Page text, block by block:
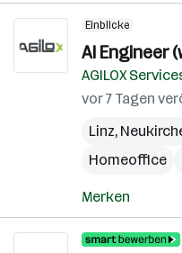
Einblicke
AI Engineer
AGILOX
vor 7 Tagen
Linz,
Homeoffice
Merken